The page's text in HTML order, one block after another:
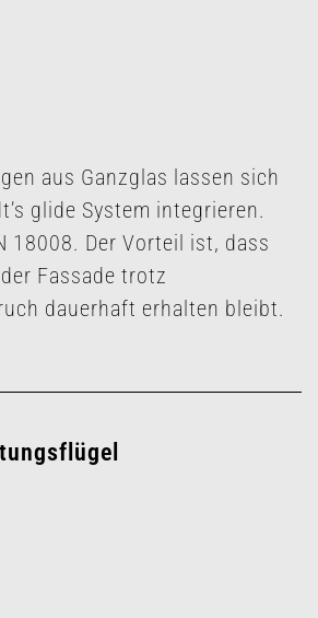
aus Ganzglas lassen sich
glide System integrieren.
18008. Der Vorteil ist, dass
Fassade trotz
dauerhaft erhalten bleibt.